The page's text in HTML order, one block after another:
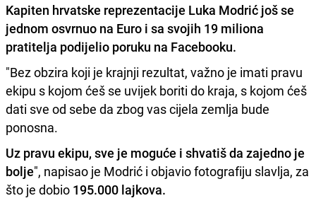
Kapiten hrvatske reprezentacije Luka Modrić još se
jednom osvrnuo na Euro i sa svojih 19 miliona
pratitelja podijelio poruku na Facebooku.
"Bez obzira koji je krajnji rezultat, važno je imati pravu
ekipu s kojom ćeš se uvijek boriti do kraja, s kojom ćeš
dati sve od sebe da zbog vas cijela zemlja bude
ponosna.
Uz pravu ekipu, sve je moguće i shvatiš da zajedno je
bolje", napisao je Modrić i objavio fotografiju slavlja, za
što je dobio 195.000 lajkova.